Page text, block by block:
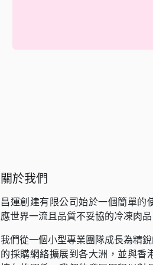
關於我們
昌運創建有限公司始於一個簡單的
應世界一流且品質不妥協的冷凍肉品
我們從一個小型專業團隊成長為精
的採購網絡擴展到各大洲，並與香